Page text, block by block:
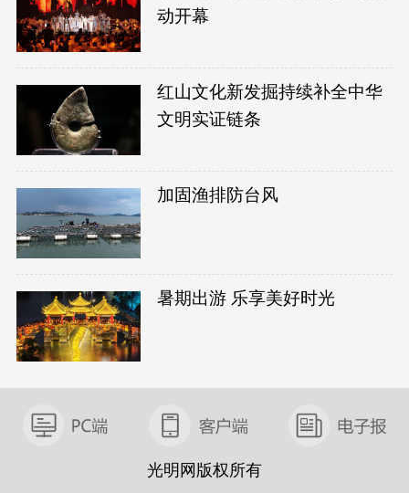
动开幕
红山文化新发掘持续补全中华
文明实证链条
加固渔排防台风
暑期出游 乐享美好时光
光明网版权所有